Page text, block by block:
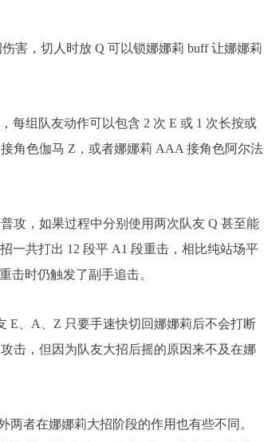
害，切人时放 Q 可以锁娜娜莉 buff 让娜娜莉
每组队友动作可以包含 2 次 E 或 1 次长按或
角色伽马 Z，或者娜娜莉 AAA 接角色阿尔法
攻，如果过程中分别使用两次队友 Q 甚至能
一共打出 12 段平 A1 段重击，相比纯站场平
击时仍触发了副手追击。
E、A、Z 只要手速快切回娜娜莉后不会打断
击，但因为队友大招后摇的原因来不及在娜
者在娜娜莉大招阶段的作用也有些不同。